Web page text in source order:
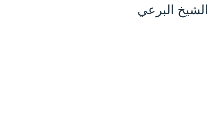
الشيخ البرعي